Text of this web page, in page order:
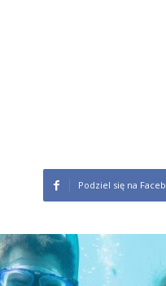
Podziel się na